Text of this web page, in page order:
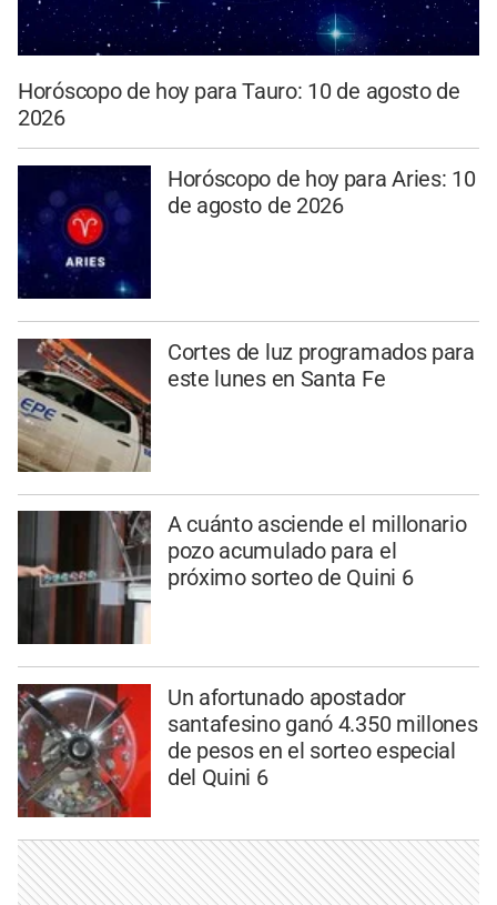
Horóscopo de hoy para Tauro: 10 de agosto de
2026
Horóscopo de hoy para Aries: 10
de agosto de 2026
Cortes de luz programados para
este lunes en Santa Fe
A cuánto asciende el millonario
pozo acumulado para el
próximo sorteo de Quini 6
Un afortunado apostador
santafesino ganó 4.350 millones
de pesos en el sorteo especial
del Quini 6